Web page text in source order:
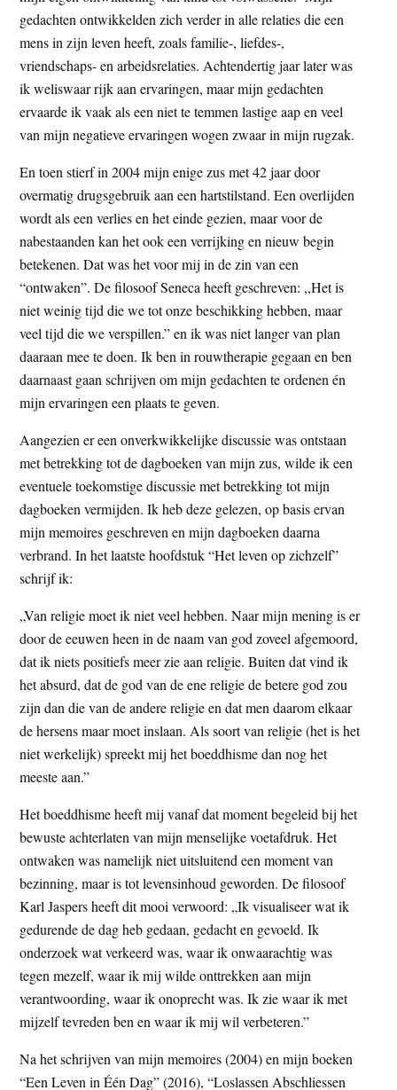
gedachten ontwikkelden zich verder in alle relaties die een
mens in zijn leven heeft, zoals familie-, liefdes-,
vriendschaps- en arbeidsrelaties. Achtendertig jaar later was
ik weliswaar rijk aan ervaringen, maar mijn gedachten
ervaarde ik vaak als een niet te temmen lastige aap en veel
van mijn negatieve ervaringen wogen zwaar in mijn rugzak.
En toen stierf in 2004 mijn enige zus met 42 jaar door
overmatig drugsgebruik aan een hartstilstand. Een overlijden
wordt als een verlies en het einde gezien, maar voor de
nabestaanden kan het ook een verrijking en nieuw begin
betekenen. Dat was het voor mij in de zin van een
“ontwaken”. De filosoof Seneca heeft geschreven: ,,Het is
niet weinig tijd die we tot onze beschikking hebben, maar
veel tijd die we verspillen.” en ik was niet langer van plan
daaraan mee te doen. Ik ben in rouwtherapie gegaan en ben
daarnaast gaan schrijven om mijn gedachten te ordenen én
mijn ervaringen een plaats te geven.
Aangezien er een onverkwikkelijke discussie was ontstaan
met betrekking tot de dagboeken van mijn zus, wilde ik een
eventuele toekomstige discussie met betrekking tot mijn
dagboeken vermijden. Ik heb deze gelezen, op basis ervan
mijn memoires geschreven en mijn dagboeken daarna
verbrand. In het laatste hoofdstuk “Het leven op zichzelf”
schrijf ik:
„Van religie moet ik niet veel hebben. Naar mijn mening is er
door de eeuwen heen in de naam van god zoveel afgemoord,
dat ik niets positiefs meer zie aan religie. Buiten dat vind ik
het absurd, dat de god van de ene religie de betere god zou
zijn dan die van de andere religie en dat men daarom elkaar
de hersens maar moet inslaan. Als soort van religie (het is het
niet werkelijk) spreekt mij het boeddhisme dan nog het
meeste aan.”
Het boeddhisme heeft mij vanaf dat moment begeleid bij het
bewuste achterlaten van mijn menselijke voetafdruk. Het
ontwaken was namelijk niet uitsluitend een moment van
bezinning, maar is tot levensinhoud geworden. De filosoof
Karl Jaspers heeft dit mooi verwoord: „Ik visualiseer wat ik
gedurende de dag heb gedaan, gedacht en gevoeld. Ik
onderzoek wat verkeerd was, waar ik onwaarachtig was
tegen mezelf, waar ik mij wilde onttrekken aan mijn
verantwoording, waar ik onoprecht was. Ik zie waar ik met
mijzelf tevreden ben en waar ik mij wil verbeteren.”
Na het schrijven van mijn memoires (2004) en mijn boeken
“Een Leven in Één Dag” (2016), “Loslassen Abschliessen